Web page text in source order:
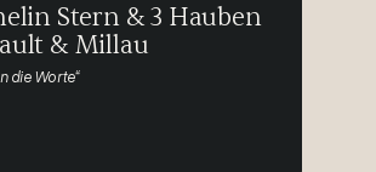
Stern & 3 Hauben
& Millau
die Worte“